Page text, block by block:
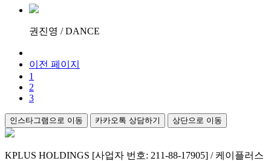
권진영 / DANCE
이전 페이지
1
2
3
인스타그램으로 이동 카카오톡 상담하기 상단으로 이동
KPLUS HOLDINGS [사업자 번호: 211-88-17905] / 케이플러스